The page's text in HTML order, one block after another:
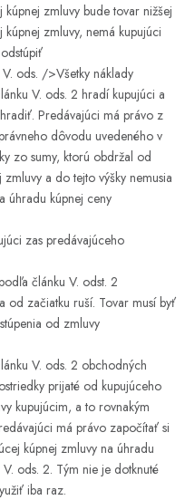
zmluvy bude tovar nižšej
zmluvy, nemá kupujúci
ods. />Všetky náklady
V. ods. 2 hradí kupujúci a
Predávajúci má právo z
dôvodu uvedeného v
zo sumy, ktorú obdržal od
a do tejto výšky nemusia
úhradu kúpnej ceny
zas predávajúceho
článku V. odst. 2
od začiatku ruší. Tovar musí byť
od zmluvy
V. ods. 2 obchodných
prijaté od kupujúceho
kupujúcim, a to rovnakým
má právo započítať si
kúpnej zmluvy na úhradu
ods. 2. Tým nie je dotknuté
iba raz.